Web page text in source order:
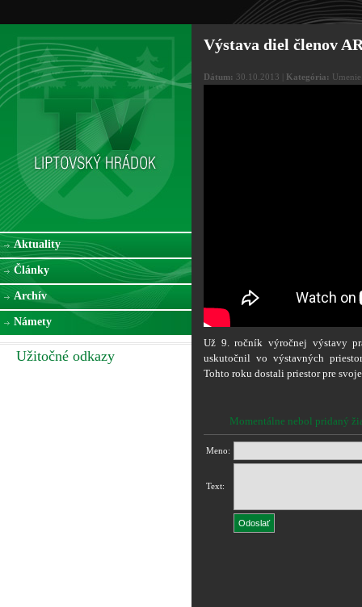
Aktuality
Články
Archív
Námety
Užitočné odkazy
Výstava diel členov
Dátum: 30.10.2013 | Kategória:
Už 9. ročník výročnej výstavy
uskutočnil vo výstavných
Tohto roku dostali priestor pre
Momentálne nebol pridaný
Meno:
Text: